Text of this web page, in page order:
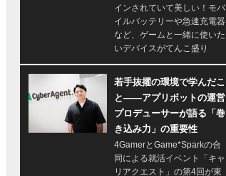
インされていて美しい！モバ
イルバッテリーや急速充電器
など、ゲームと一緒に使いた
いデバイスがてんこ盛り
若手抜擢の環境で学んだこ
と――アプリボットの運営
プロデューサーが語る「巻
き込み力」の重要性
4GamerとGame*Sparkの合
同による就活イベント「キャ
リアクエスト」の第4回が東